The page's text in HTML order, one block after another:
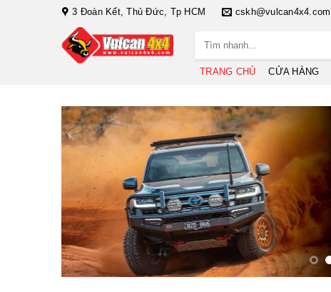
3 Đoàn Kết, Thủ Đức, Tp HCM cskh@vulcan4x4.com
Tìm
TRANG CHỦ CỬA HÀNG